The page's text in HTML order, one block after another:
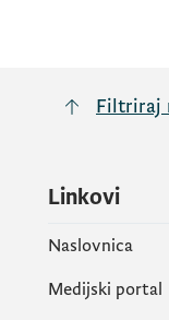
Filtriraj
Linkovi
Naslovnica
Medijski portal